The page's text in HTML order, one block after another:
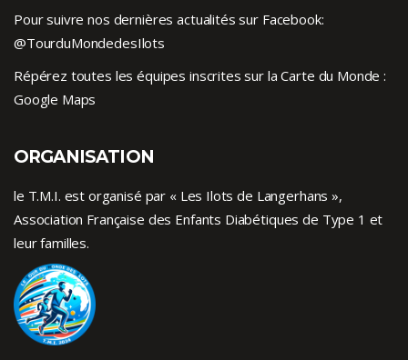
Pour suivre nos dernières actualités sur Facebook:
@TourduMondedesIlots
Répérez toutes les équipes inscrites sur la Carte du Monde :
Google Maps
ORGANISATION
le T.M.I. est organisé par « Les Ilots de Langerhans »,
Association Française des Enfants Diabétiques de Type 1 et
leur familles.